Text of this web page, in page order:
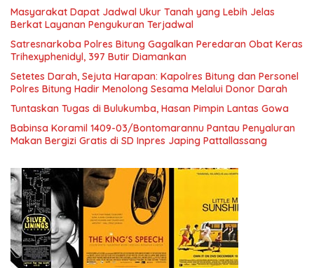
Penganiayaan di Batu Putih
Masyarakat Dapat Jadwal Ukur Tanah yang Lebih Jelas
Berkat Layanan Pengukuran Terjadwal
Satresnarkoba Polres Bitung Gagalkan Peredaran Obat Keras
Trihexyphenidyl, 397 Butir Diamankan
Setetes Darah, Sejuta Harapan: Kapolres Bitung dan Personel
Polres Bitung Hadir Menolong Sesama Melalui Donor Darah
Tuntaskan Tugas di Bulukumba, Hasan Pimpin Lantas Gowa
Babinsa Koramil 1409-03/Bontomarannu Pantau Penyaluran
Makan Bergizi Gratis di SD Inpres Japing Pattallassang